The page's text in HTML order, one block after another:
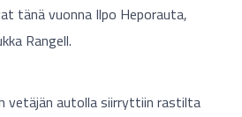
tänä vuonna Ilpo Heporauta,
Rangell.
vetäjän autolla siirryttiin rastilta